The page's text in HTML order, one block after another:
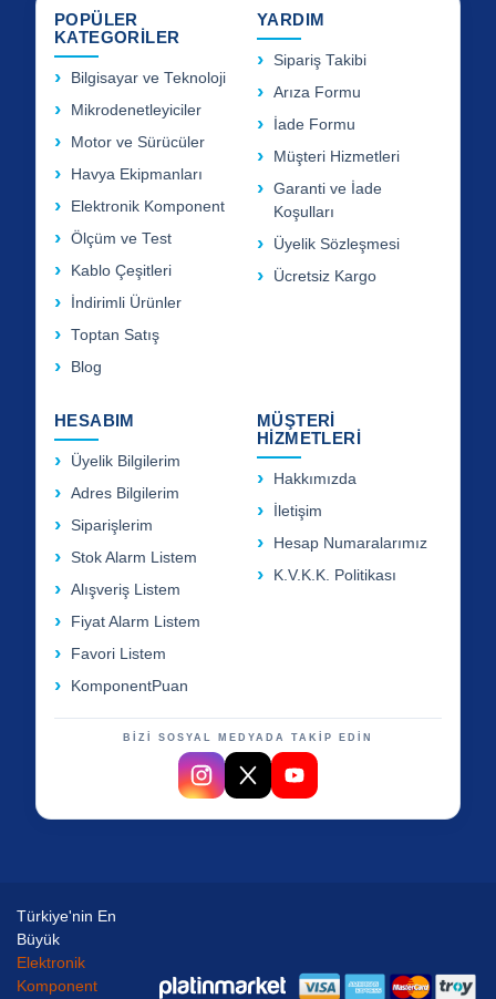
POPÜLER
KATEGORİLER
Bilgisayar ve Teknoloji
Mikrodenetleyiciler
Motor ve Sürücüler
Havya Ekipmanları
Elektronik Komponent
Ölçüm ve Test
Kablo Çeşitleri
İndirimli Ürünler
Toptan Satış
Blog
YARDIM
Sipariş Takibi
Arıza Formu
İade Formu
Müşteri Hizmetleri
Garanti ve İade
Koşulları
Üyelik Sözleşmesi
Ücretsiz Kargo
HESABIM
Üyelik Bilgilerim
Adres Bilgilerim
Siparişlerim
Stok Alarm Listem
Alışveriş Listem
Fiyat Alarm Listem
Favori Listem
KomponentPuan
MÜŞTERİ
HİZMETLERİ
Hakkımızda
İletişim
Hesap Numaralarımız
K.V.K.K. Politikası
BİZİ SOSYAL MEDYADA TAKİP EDİN
Türkiye'nin En
Büyük
Elektronik
Komponent